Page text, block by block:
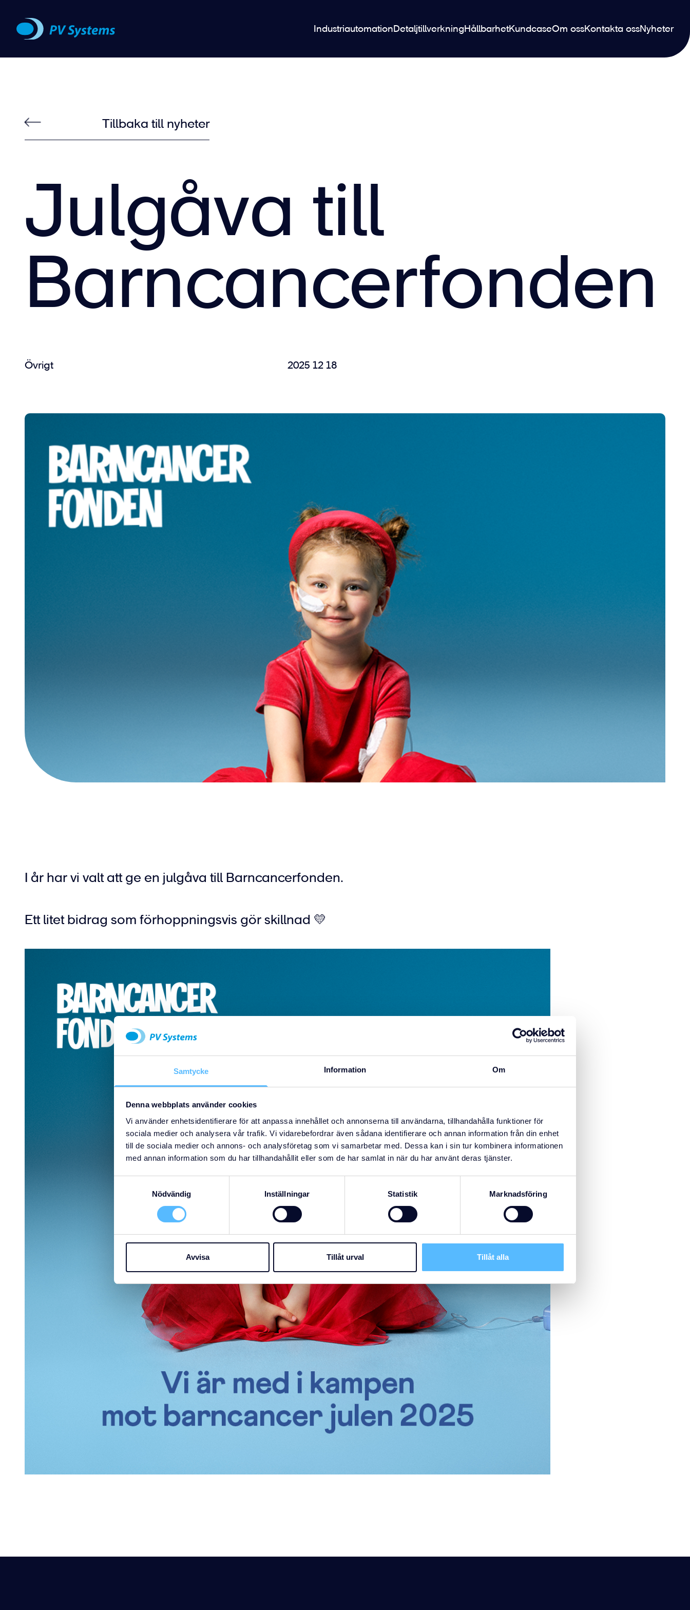
Samtycke Information Om
Denna webbplats använder cookies
Vi använder enhetsidentifierare för att anpassa innehållet och annonserna till användarna, tillhandahålla funktioner för
sociala medier och analysera vår trafik. Vi vidarebefordrar även sådana identifierare och annan information från din enhet
till de sociala medier och annons- och analysföretag som vi samarbetar med. Dessa kan i sin tur kombinera informationen
med annan information som du har tillhandahållit eller som de har samlat in när du har använt deras tjänster.
Nödvändig
Inställningar Statistik Marknadsföring
Avvisa Tillåt urval Tillåt alla
IndustriautomationDetaljtillverkningHållbarhetKundcaseOm ossKontakta ossNyheter
Tillbaka till nyheter
Julgåva till
Barncancerfonden
Övrigt 2025 12 18
I år har vi valt att ge en julgåva till Barncancerfonden.
Ett litet bidrag som förhoppningsvis gör skillnad 💛